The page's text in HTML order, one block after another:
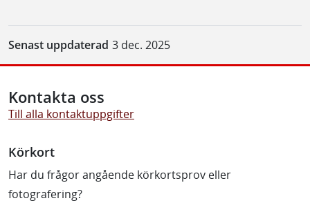
Senast uppdaterad 3 dec. 2025
Kontakta oss
Till alla kontaktuppgifter
Körkort
Har du frågor angående körkortsprov eller
fotografering?